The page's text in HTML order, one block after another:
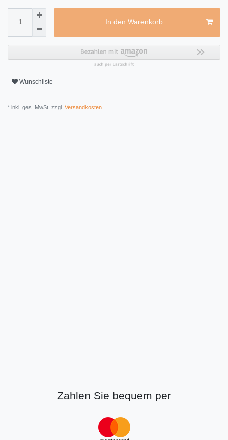
In den Warenkorb
Wunschliste
* inkl. ges. MwSt. zzgl. Versandkosten
Zahlen Sie bequem per